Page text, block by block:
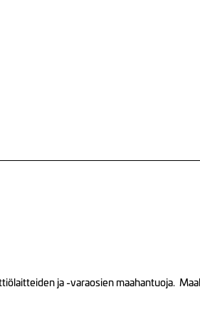
ja -varaosien maahantuoja.